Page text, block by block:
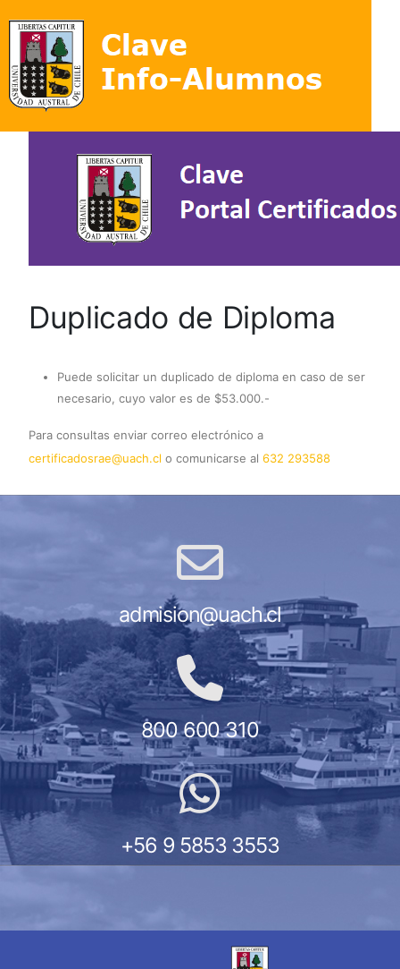
Duplicado de Diploma
Puede solicitar un duplicado de diploma en caso de ser
necesario, cuyo valor es de $53.000.-
Para consultas enviar correo electrónico a
certificadosrae@uach.cl o comunicarse al 632 293588
admision@uach.cl
800 600 310
+56 9 5853 3553